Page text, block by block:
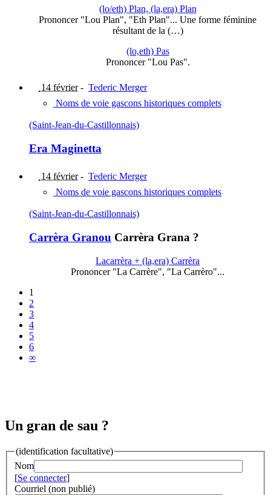
(lo/eth) Plan, (la,era) Plan
Prononcer "Lou Plan", "Eth Plan"... Une forme féminine
résultant de la (…)
(lo,eth) Pas
Prononcer "Lou Pas".
14 février- Tederic Merger
Noms de voie gascons historiques complets
(Saint-Jean-du-Castillonnais)
Era Maginetta
14 février- Tederic Merger
Noms de voie gascons historiques complets
(Saint-Jean-du-Castillonnais)
Carrèra Granou Carrèra Grana ?
Lacarrèra + (la,era) Carrèra
Prononcer "La Carrère", "La Carrèro"...
1
2
3
4
5
6
∞
Un gran de sau ?
(identification facultative)
Nom
[Se connecter]
Courriel (non publié)